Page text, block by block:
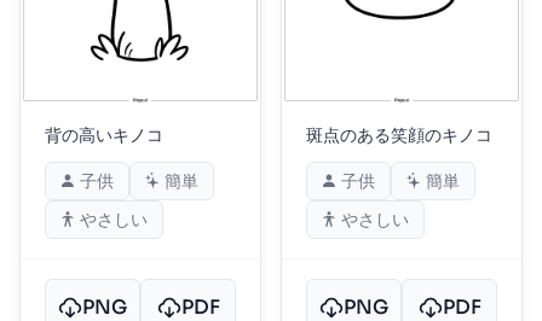
背の高いキノコ
子供
簡単
やさしい
PNG PDF
斑点のある笑顔のキノコ
子供
簡単
やさしい
PNG PDF